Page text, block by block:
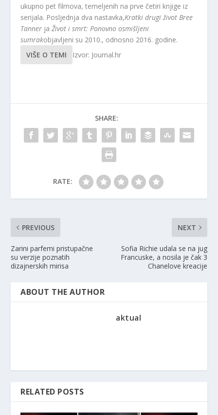
ukupno pet filmova, temeljenih na prve četiri knjige iz
serijala. Posljednja dva nastavka,Kratki drugi život Bree
Tanner jaŽivot i smrt: Ponovno osmišljeni
sumrakobjavljeni su 2010., odnosno 2016. godine.
VIŠE O TEMI
Izvor: Journal.hr
SHARE:
RATE:
PREVIOUS
Zarini parfemi pristupačne
su verzije poznatih
dizajnerskih mirisa
NEXT
Sofia Richie udala se na jug
Francuske, a nosila je čak 3
Chanelove kreacije
ABOUT THE AUTHOR
aktual
RELATED POSTS